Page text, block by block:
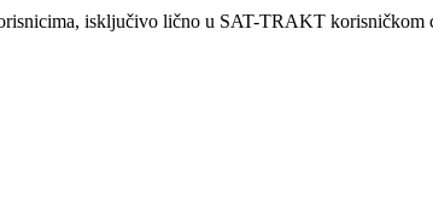
isključivo lično u SAT-TRAKT korisničkom